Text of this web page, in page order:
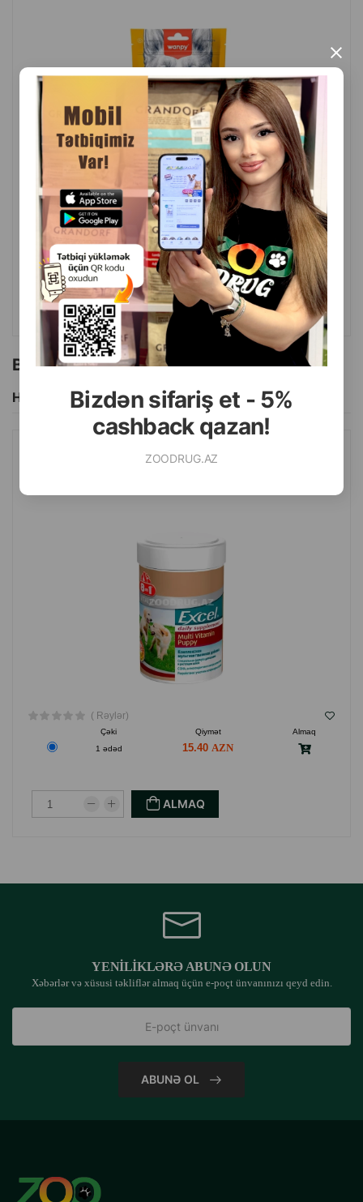
Bizdən sifariş et - 5%
cashback qazan!
ZOODRUG.AZ
×
( Rəylər)
Çəki Qiymət
Almaq
1 ədəd
9.00
ALMAQ
Bu brendin başqa məhsulları
Hamısını Gör
8IN1 EXSEL MULTI VITAMIN PUPPY VITAMINLƏRI, QUZULAR
( Rəylər)
Çəki Qiymət
Almaq
1 ədəd
15.40
ALMAQ
YENILIKLƏRƏ ABUNƏ OLUN
Xəbərlər və xüsusi təkliflər almaq üçün e-poçt ünvanınızı qeyd edin.
ABUNƏ OL